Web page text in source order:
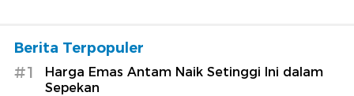
Berita Terpopuler
#1
Harga Emas Antam Naik Setinggi Ini dalam
Sepekan